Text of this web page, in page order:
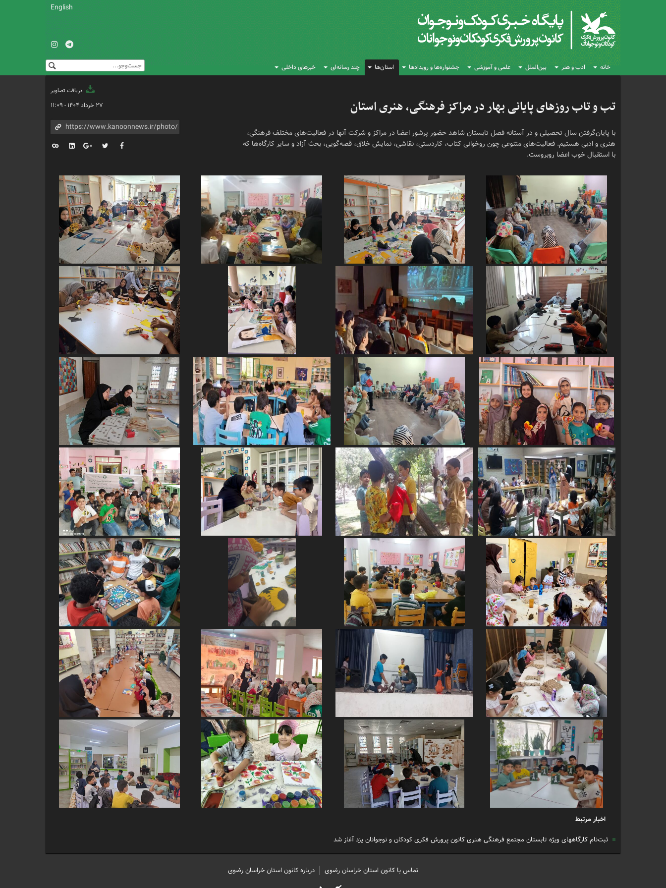
English
خانه ادب و هنر بین‌الملل علمی و آموزشی جشنواره‌ها و رویدادها استان‌ها چند رسانه‌ای خبرهای داخلی
دریافت تصاویر
تب و تاب روزهای پایانی بهار در مراکز فرهنگی، هنری استان
با پایان‌گرفتن سال تحصیلی و در آستانه فصل تابستان شاهد حضور پرشور اعضا در مراکز و شرکت آنها در فعالیت‌های مختلف فرهنگی،
هنری و ادبی هستیم. فعالیت‌های متنوعی چون روخوانی کتاب، کاردستی، نقاشی، نمایش خلاق، قصه‌گویی، بحث آزاد و سایر کارگاه‌ها که
با استقبال خوب اعضا روبروست.
۲۷ خرداد ۱۴۰۴ - ۱۱:۰۹
اخبار مرتبط
ثبت‌نام کارگاههای ویژه تابستان مجتمع فرهنگی هنری کانون پرورش فکری کودکان و نوجوانان یزد آغاز شد
تماس با کانون استان خراسان رضوی درباره کانون استان خراسان رضوی